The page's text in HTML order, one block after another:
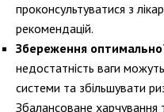
проконсультуватися з
рекомендацій.
Збереження
недостатність ваги
системи та збільшувати
Збалансоване харчування